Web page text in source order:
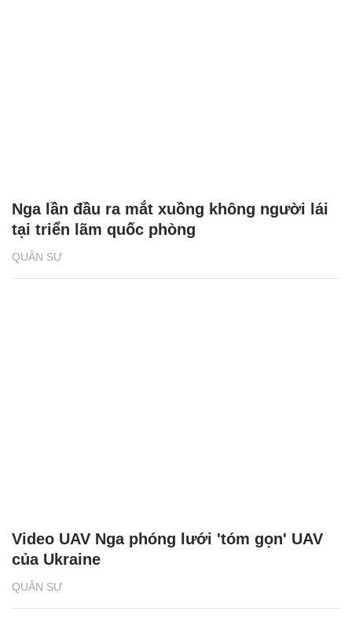
QUÂN SỰ
Nga lần đầu ra mắt xuồng không người lái
tại triển lãm quốc phòng
QUÂN SỰ
Video UAV Nga phóng lưới 'tóm gọn' UAV
của Ukraine